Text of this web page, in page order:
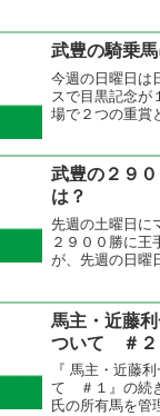
てなかなか調子
日５勝とか６勝
武豊の騎乗馬
今週の日曜日は
スで目黒記念が
場で２つの重賞
ルクネクサスの
したことがない
武豊の２９
は？
先週の土曜日に
２９００勝に王
が、先週の日曜
ッシャーを感じ
ろそろと思って
馬主・近藤
ついて ＃２
『 馬主・近藤
て ＃１』の続
氏の所有馬を管